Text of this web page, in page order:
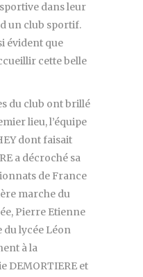
dans leur
un club sportif.
évident que
cette belle
du club ont brillé
lieu, l’équipe
dont faisait
a décroché sa
de France
marche du
Pierre Etienne
du lycée Léon
à la
DEMORTIERE et